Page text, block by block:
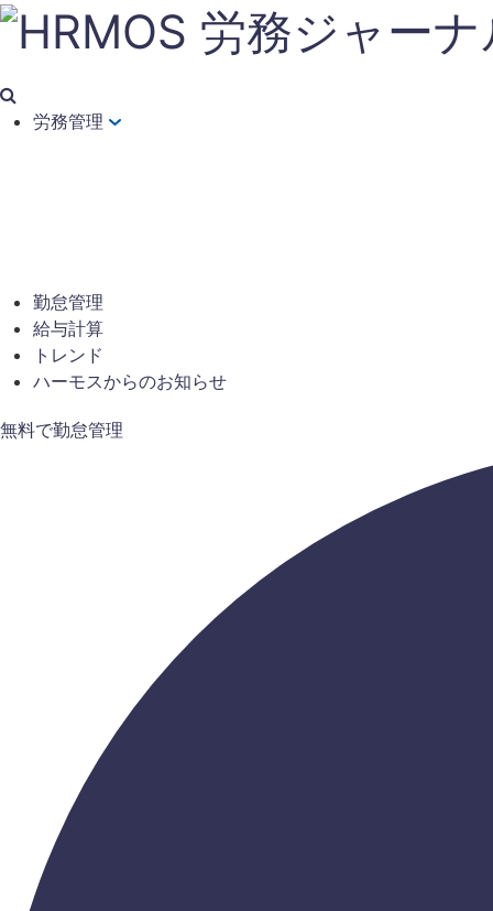
労務管理
勤怠管理
給与計算
トレンド
ハーモスからのお知らせ
無料で勤怠管理